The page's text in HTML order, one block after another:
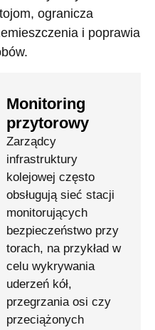
ogranicza
i poprawia
Monitoring
przytorowy
Zarządcy
infrastruktury
kolejowej często
obsługują sieć stacji
monitorujących
bezpieczeństwo przy
torach, na przykład w
celu wykrywania
uderzeń kół,
przegrzania osi czy
przeciążonych